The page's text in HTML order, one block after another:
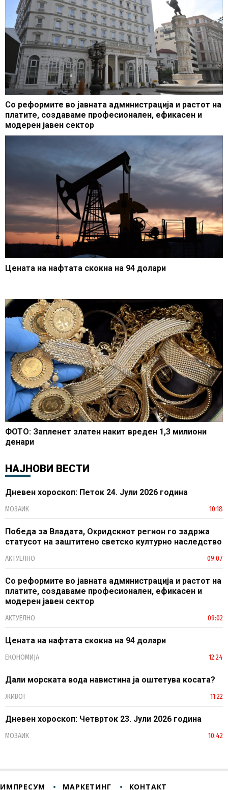
Со реформите во јавната администрација и растот на
платите, создаваме професионален, ефикасен и
модерен јавен сектор
Цената на нафтата скокна на 94 долари
ФОТО: Запленет златен накит вреден 1,3 милиони
денари
НАЈНОВИ ВЕСТИ
Дневен хороскоп: Петок 24. Јули 2026 година
МОЗАИК 10:18
Победа за Владата, Охридскиот регион го задржа
статусот на заштитено светско културно наследство
АКТУЕЛНО 09:07
Со реформите во јавната администрација и растот на
платите, создаваме професионален, ефикасен и
модерен јавен сектор
АКТУЕЛНО 09:02
Цената на нафтата скокна на 94 долари
ЕКОНОМИЈА 12:24
Дали морската вода навистина ја оштетува косата?
ЖИВОТ 11:22
Дневен хороскоп: Четврток 23. Јули 2026 година
МОЗАИК 10:42
ИМПРЕСУМ МАРКЕТИНГ КОНТАКТ